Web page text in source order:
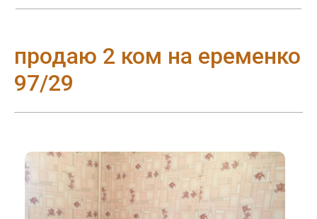
продаю 2 ком на еременко
97/29